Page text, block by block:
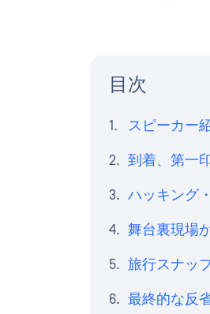
目次
スピーカー
到着、第一
ハッキング
舞台裏現場
旅行スナッ
最終的な反